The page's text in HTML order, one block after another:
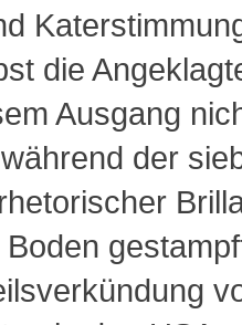
die
Ausgang
der
Boden